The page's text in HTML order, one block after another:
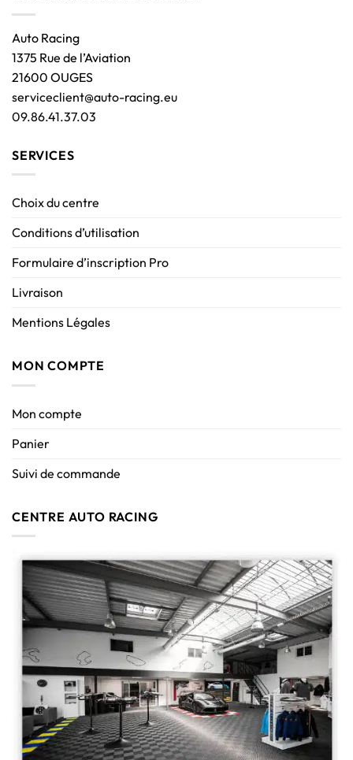
Auto Racing
1375 Rue de l’Aviation
21600 OUGES
serviceclient@auto-racing.eu
09.86.41.37.03
SERVICES
Choix du centre
Conditions d’utilisation
Formulaire d’inscription Pro
Livraison
Mentions Légales
MON COMPTE
Mon compte
Panier
Suivi de commande
CENTRE AUTO RACING